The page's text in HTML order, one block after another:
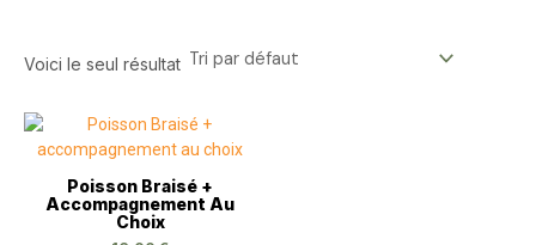
Voici le seul résultat
Poisson Braisé +
Accompagnement Au
Choix